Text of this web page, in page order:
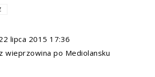
lipca 2015 17:36
wieprzowina po Mediolansku